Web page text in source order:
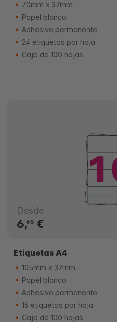
70mm x 37mm
Papel blanco
Adhesivo permanente
24 etiquetas por hoja
Caja de 100 hojas
Desde
6,65€
Etiquetas A4
105mm x 37mm
Papel blanco
Adhesivo permanente
16 etiquetas por hoja
Caja de 100 hojas